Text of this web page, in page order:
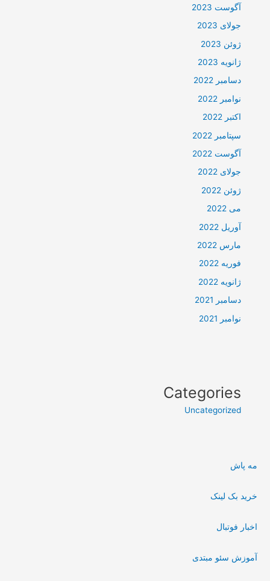
آگوست 2023
جولای 2023
ژوئن 2023
ژانویه 2023
دسامبر 2022
نوامبر 2022
اکتبر 2022
سپتامبر 2022
آگوست 2022
جولای 2022
ژوئن 2022
می 2022
آوریل 2022
مارس 2022
فوریه 2022
ژانویه 2022
دسامبر 2021
نوامبر 2021
Categories
Uncategorized
مه پاش
خرید بک لینک
اخبار فوتبال
آموزش سئو مبتدی